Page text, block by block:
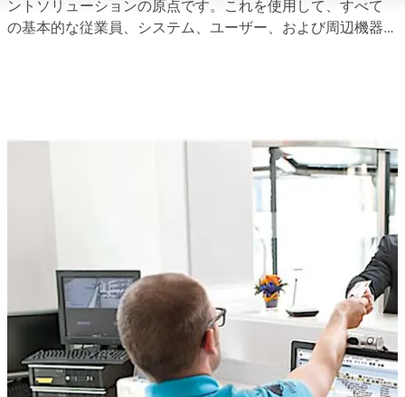
ントソリューションの原点です。これを使用して、すべて
の基本的な従業員、システム、ユーザー、および周辺機器
ールを幅広く提供します。 このシステムは現在の IT 環境に
適合し、データを効率的に転送するために個々のサブシス
テムを簡単にリンクするためのオープンで標準化されたイ
ンターフェイスを備えています。 Kaba exos は長期使用向
けに設計されており、完全な前方互換性と将来のスケーラ
ビリティを提供します。これは、ニーズの変化に応じてシ
ステムも成長するため、将来にわたって投資が保護される
ことを意味します。